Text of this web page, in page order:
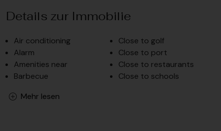
Details zur Immobilie
Air conditioning
Alarm
Amenities near
Barbecue
Close to golf
Close to port
Close to restaurants
Close to schools
Mehr lesen